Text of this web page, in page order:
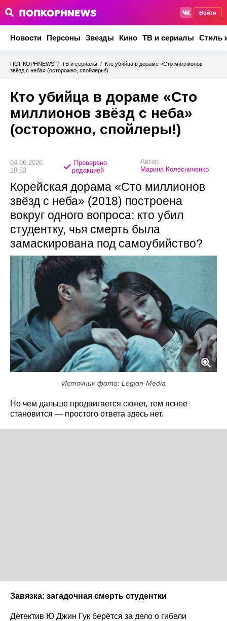
Войти
Новости Персоны Звезды Кино ТВ и сериалы Стиль
ПОПКОРНNEWS / ТВ и сериалы / Кто убийца в дораме «Сто миллионов
звёзд с неба» (осторожно, спойлеры!)
Кто убийца в дораме «Сто
миллионов звёзд с неба»
(осторожно, спойлеры!)
04.06.2026
18:53
Проверено
редакцией
Автор:
Марина Колесниченко
Корейская дорама «Сто миллионов
звёзд с неба» (2018) построена
вокруг одного вопроса: кто убил
студентку, чья смерть была
замаскирована под самоубийство?
Источник фото: Legion-Media
Но чем дальше продвигается сюжет, тем яснее
становится — простого ответа здесь нет.
Завязка: загадочная смерть студентки
Детектив Ю Джин Гук берётся за дело о гибели